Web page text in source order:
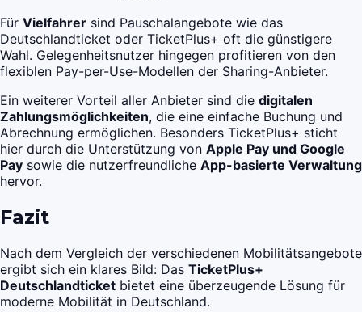
Für Vielfahrer sind Pauschalangebote wie das
Deutschlandticket oder TicketPlus+ oft die günstigere
Wahl. Gelegenheitsnutzer hingegen profitieren von den
flexiblen Pay-per-Use-Modellen der Sharing-Anbieter.
Ein weiterer Vorteil aller Anbieter sind die digitalen
Zahlungsmöglichkeiten, die eine einfache Buchung und
Abrechnung ermöglichen. Besonders TicketPlus+ sticht
hier durch die Unterstützung von Apple Pay und Google
Pay sowie die nutzerfreundliche App-basierte Verwaltung
hervor.
Fazit
Nach dem Vergleich der verschiedenen Mobilitätsangebote
ergibt sich ein klares Bild: Das TicketPlus+
Deutschlandticket bietet eine überzeugende Lösung für
moderne Mobilität in Deutschland.